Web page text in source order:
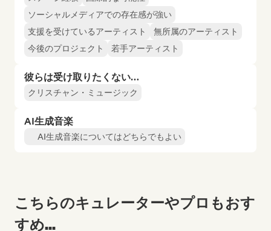
ソーシャルメディアでの存在感が強い
支援を受けているアーティスト
無所属のアーティスト
今後のプロジェクト
若手アーティスト
彼らは受け取りたくない…
クリスチャン・ミュージック
AI生成音楽
AI生成音楽についてはどちらでもよい
こちらのキュレーターやプロもおす
すめ...